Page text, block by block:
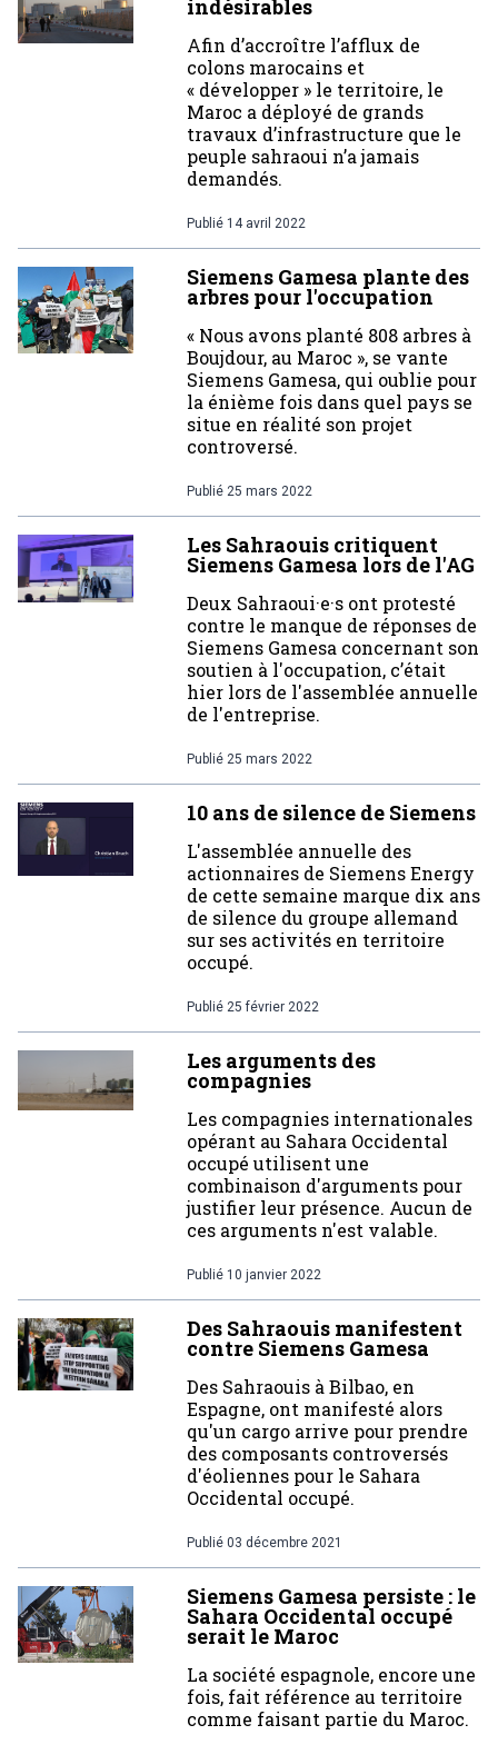
indésirables
Afin d’accroître l’afflux de
colons marocains et
« développer » le territoire, le
Maroc a déployé de grands
travaux d’infrastructure que le
peuple sahraoui n’a jamais
demandés.
Publié 14 avril 2022
Siemens Gamesa plante des
arbres pour l'occupation
« Nous avons planté 808 arbres à
Boujdour, au Maroc », se vante
Siemens Gamesa, qui oublie pour
la énième fois dans quel pays se
situe en réalité son projet
controversé.
Publié 25 mars 2022
Les Sahraouis critiquent
Siemens Gamesa lors de l'AG
Deux Sahraoui·e·s ont protesté
contre le manque de réponses de
Siemens Gamesa concernant son
soutien à l'occupation, c’était
hier lors de l'assemblée annuelle
de l'entreprise.
Publié 25 mars 2022
10 ans de silence de Siemens
L'assemblée annuelle des
actionnaires de Siemens Energy
de cette semaine marque dix ans
de silence du groupe allemand
sur ses activités en territoire
occupé.
Publié 25 février 2022
Les arguments des
compagnies
Les compagnies internationales
opérant au Sahara Occidental
occupé utilisent une
combinaison d'arguments pour
justifier leur présence. Aucun de
ces arguments n'est valable.
Publié 10 janvier 2022
Des Sahraouis manifestent
contre Siemens Gamesa
Des Sahraouis à Bilbao, en
Espagne, ont manifesté alors
qu'un cargo arrive pour prendre
des composants controversés
d'éoliennes pour le Sahara
Occidental occupé.
Publié 03 décembre 2021
Siemens Gamesa persiste : le
Sahara Occidental occupé
serait le Maroc
La société espagnole, encore une
fois, fait référence au territoire
comme faisant partie du Maroc.